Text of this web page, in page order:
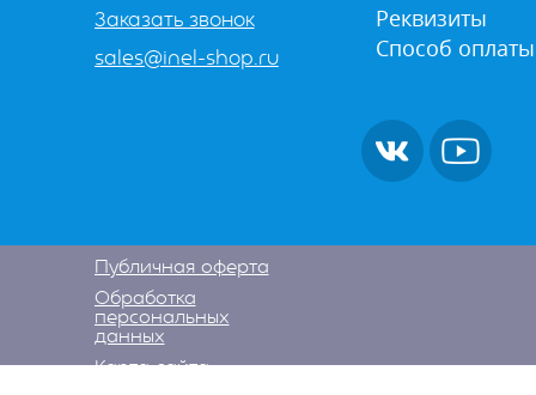
Заказать звонок
sales@inel-shop.ru
Реквизиты
Способ оплаты
Публичная оферта
Обработка
персональных
данных
Карта сайта